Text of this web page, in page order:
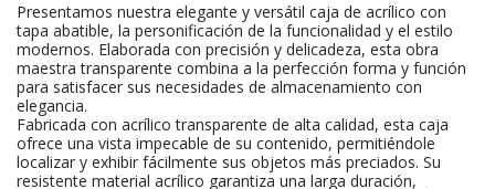
Presentamos nuestra elegante y versátil caja de acrílico con
tapa abatible, la personificación de la funcionalidad y el estilo
modernos. Elaborada con precisión y delicadeza, esta obra
maestra transparente combina a la perfección forma y función
para satisfacer sus necesidades de almacenamiento con
elegancia.
Fabricada con acrílico transparente de alta calidad, esta caja
ofrece una vista impecable de su contenido, permitiéndole
localizar y exhibir fácilmente sus objetos más preciados. Su
resistente material acrílico garantiza una larga duración,